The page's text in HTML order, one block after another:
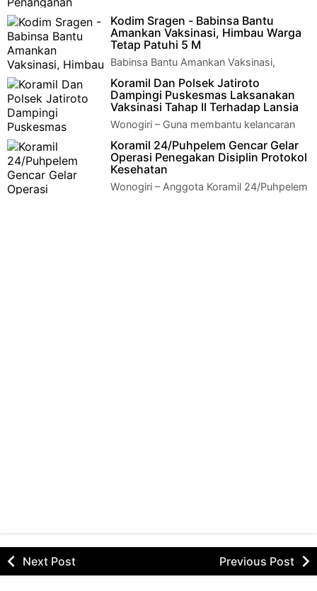
Penanganan Covid Jatinom Tekankan Disiplin Protokol
Kesehatan Klaten - Antisipasi peny…
Kodim Sragen - Babinsa Bantu
Amankan Vaksinasi, Himbau Warga
Tetap Patuhi 5 M
Babinsa Bantu Amankan Vaksinasi,
Himbau Warga Tetap Patuhi 5 MRabu, 23
Juni 2021 pukul 08.00 Wib - selesai Serka Anto J…
Koramil Dan Polsek Jatiroto
Dampingi Puskesmas Laksanakan
Vaksinasi Tahap II Terhadap Lansia
Wonogiri – Guna membantu kelancaran
kegiatan, anggota Koramil 16/Jatiroto
beserta anggota Polsek Jatiroto melaksanakan m…
Koramil 24/Puhpelem Gencar Gelar
Operasi Penegakan Disiplin Protokol
Kesehatan
Wonogiri – Anggota Koramil 24/Puhpelem
Next Post Previous Post